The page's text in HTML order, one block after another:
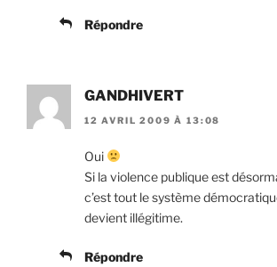
Répondre
GANDHIVERT
12 AVRIL 2009 À 13:08
Oui
Si la violence publique est
c’est tout le système
devient illégitime.
Répondre